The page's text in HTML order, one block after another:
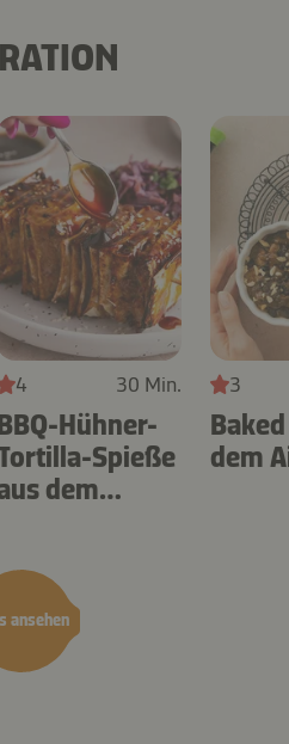
ansehen
4 30 Min.
Hühner-
Spieße
dem
3
dem